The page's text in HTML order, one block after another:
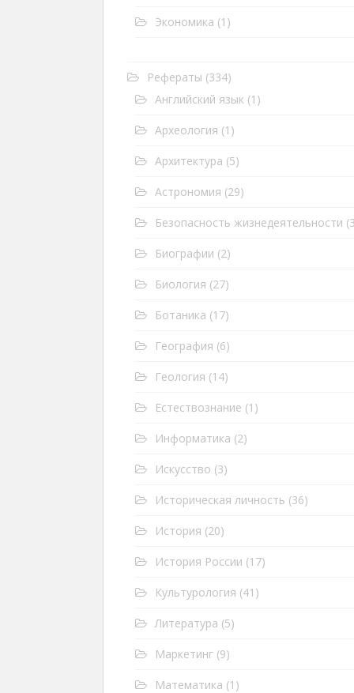
Экономика (1)
Рефераты (334)
Английский язык (1)
Археология (1)
Архитектура (5)
Астрономия (29)
Безопасность жизнедеятельности
Биографии (2)
Биология (27)
Ботаника (17)
География (6)
Геология (14)
Естествознание (1)
Информатика (2)
Искусство (3)
Историческая личность (36)
История (20)
История России (17)
Культурология (41)
Литература (5)
Маркетинг (9)
Математика (1)